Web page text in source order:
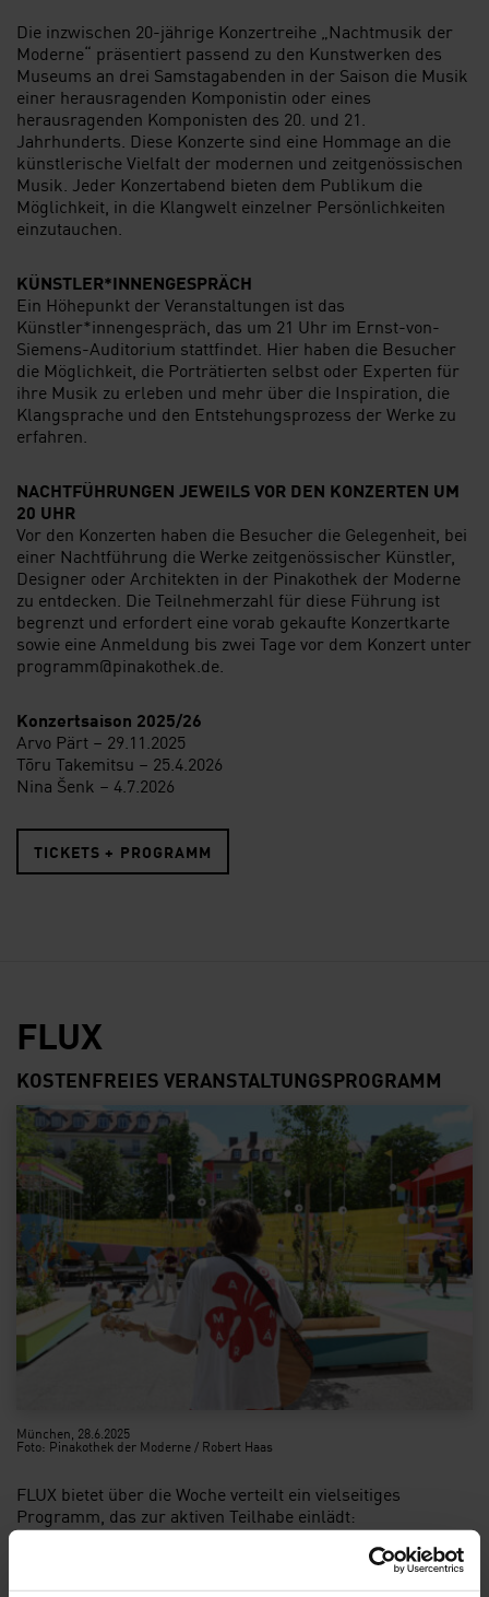
Die inzwischen 20-jährige Konzertreihe „Nachtmusik der
Moderne“ präsentiert passend zu den Kunstwerken des
Museums an drei Samstagabenden in der Saison die Musik
einer herausragenden Komponistin oder eines
herausragenden Komponisten des 20. und 21.
Jahrhunderts. Diese Konzerte sind eine Hommage an die
künstlerische Vielfalt der modernen und zeitgenössischen
Musik. Jeder Konzertabend bieten dem Publikum die
Möglichkeit, in die Klangwelt einzelner Persönlichkeiten
einzutauchen.
KÜNSTLER*INNENGESPRÄCH
Ein Höhepunkt der Veranstaltungen ist das
Künstler*innengespräch, das um 21 Uhr im Ernst-von-
Siemens-Auditorium stattfindet. Hier haben die Besucher
die Möglichkeit, die Porträtierten selbst oder Experten für
ihre Musik zu erleben und mehr über die Inspiration, die
Klangsprache und den Entstehungsprozess der Werke zu
erfahren.
NACHTFÜHRUNGEN JEWEILS VOR DEN KONZERTEN UM
20 UHR
Vor den Konzerten haben die Besucher die Gelegenheit, bei
einer Nachtführung die Werke zeitgenössischer Künstler,
Designer oder Architekten in der Pinakothek der Moderne
zu entdecken. Die Teilnehmerzahl für diese Führung ist
begrenzt und erfordert eine vorab gekaufte Konzertkarte
sowie eine Anmeldung bis zwei Tage vor dem Konzert unter
programm@pinakothek.de.
Konzertsaison 2025/26
Arvo Pärt – 29.11.2025
Tōru Takemitsu – 25.4.2026
Nina Šenk – 4.7.2026
TICKETS + PROGRAMM
FLUX
KOSTENFREIES VERANSTALTUNGSPROGRAMM
München, 28.6.2025
Foto: Pinakothek der Moderne / Robert Haas
FLUX bietet über die Woche verteilt ein vielseitiges
Programm, das zur aktiven Teilhabe einlädt:
Von Yogastunden und Tanzkursen über kreative Workshops
für Kinder und Erwachsene bis hin zu Konzerten und DJ-